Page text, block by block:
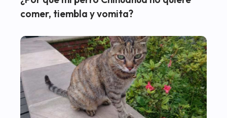
comer, tiembla y vomita?